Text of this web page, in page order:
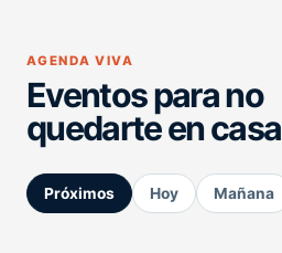
AGENDA VIVA
Eventos para no
quedarte en casa
Próximos Hoy Mañana